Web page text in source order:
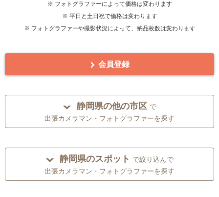
※ フォトグラファーによって価格は変わります
※ 平日と土日祝で価格は変わります
※ フォトグラファーや撮影状況によって、納品枚数は変わります
会員登録
静岡県の他の市区 で
出張カメラマン・フォトグラファーを探す
静岡県のスポット で絞り込んで
出張カメラマン・フォトグラファーを探す